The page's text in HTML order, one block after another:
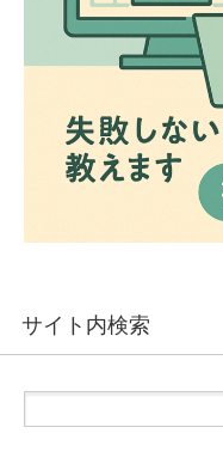
サイト内検索